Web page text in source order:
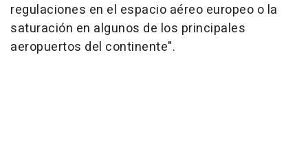
regulaciones en el espacio aéreo europeo o la
saturación en algunos de los principales
aeropuertos del continente".